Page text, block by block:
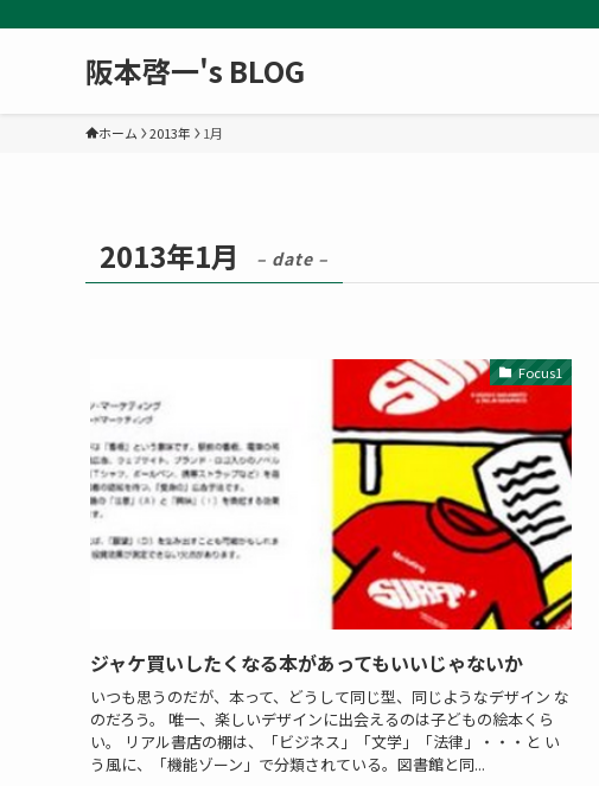
阪本啓一's BLOG
ホーム 2013年 1月
2013年1月 – date –
Focus1
ジャケ買いしたくなる本があってもいいじゃないか
いつも思うのだが、本って、どうして同じ型、同じようなデザイン な
のだろう。 唯一、楽しいデザインに出会えるのは子どもの絵本くら
い。 リアル書店の棚は、「ビジネス」「文学」「法律」・・・と い
う風に、「機能ゾーン」で分類されている。図書館と同...